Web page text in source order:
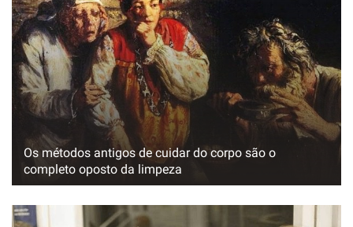
Os métodos antigos de cuidar do corpo são o
completo oposto da limpeza